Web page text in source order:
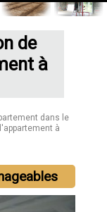
de
à
dans le
à